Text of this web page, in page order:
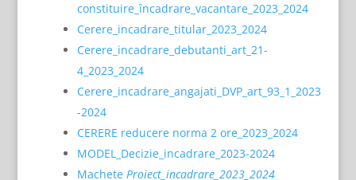
constituire_încadrare_vacantare_2023_2024
Cerere_incadrare_titular_2023_2024
Cerere_incadrare_debutanti_art_21-
4_2023_2024
Cerere_incadrare_angajati_DVP_art_93_1_2023
-2024
CERERE reducere norma 2 ore_2023_2024
MODEL_Decizie_incadrare_2023-2024
Machete Proiect_incadrare_2023_2024